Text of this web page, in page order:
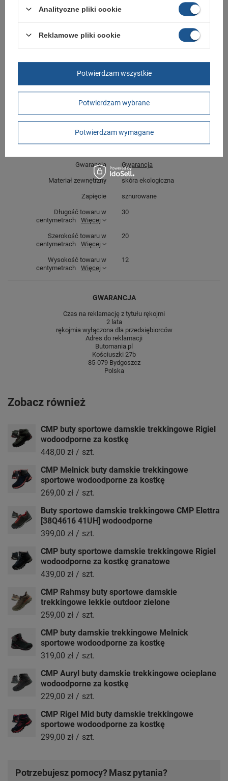
Buty sportowe od CMP w standardowych rozmiarach 36, 37, 38, 39, 40, 41,
Sklep Butomania.pl to największy wybór obuwia sportowego dla całej
oryginalny i pochodzi z oficjalnej sieci dystrybucyjnej.
Marka CMP
Gwarancja Gwarancja
Materiał zewnętrzny skóra ekologiczna
Zapięcie sznurowane
Długość towaru w
centymetrach
Więcej
30
Szerokość towaru w
centymetrach
Więcej
20
Wysokość towaru w
centymetrach
Więcej
12
GWARANCJA
Czas na reklamację z tytułu rękojmi
2 lata
rękojmia wyłączona dla przedsiębiorców
Adres do reklamacji
Butomania.pl
Kościuszki 27b
85-079 Bydgoszcz
Polska
Zobacz również
CMP buty sportowe damskie trekkingowe Rigiel
wodoodporne za kostkę
448,00 zł / szt.
CMP Melnick buty damskie trekkingowe
sportowe wodoodporne za kostkę
269,00 zł / szt.
Buty sportowe damskie trekkingowe CMP Elettra
[38Q4616 41UH] wodoodporne
399,00 zł / szt.
CMP buty sportowe damskie trekkingowe Rigiel
wodoodporne za kostkę granatowe
439,00 zł / szt.
CMP Rahmsy buty sportowe damskie
trekkingowe lekkie outdoor zielone
259,00 zł / szt.
CMP buty damskie trekkingowe Melnick
sportowe wodoodporne za kostkę
319,00 zł / szt.
CMP Auryl buty damskie trekkingowe ocieplane
wodoodporne za kostkę
229,00 zł / szt.
CMP Rigel Mid buty damskie trekkingowe
sportowe wodoodporne za kostkę
299,00 zł / szt.
Potrzebujesz pomocy? Masz pytania?
Analityczne pliki cookie
Reklamowe pliki cookie
Potwierdzam wybrane
Potwierdzam wymagane
Potwierdzam wszystkie